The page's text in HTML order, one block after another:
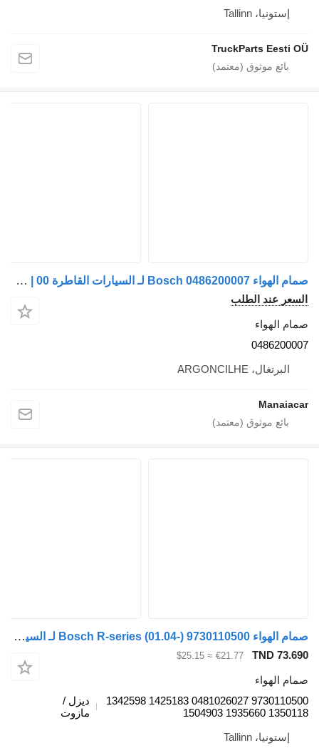
إستونيا، Tallinn
TruckParts Eesti
صمام الهواء Bosch 0486200007 لـ السيارات القاطرة MAN TGA | 00
عند الطلب
الهواء
البرتغال، ARGONCILHE
صمام الهواء Bosch R-series (01.04-) 9730110500 لـ السيارات القاطرة Scania P,G,R,T-series (2004-2017)
TND
€21.77
≈ $25.15
الهواء
9730110500 0481026027 1425183 1342598
1350118 1935660
ديزل /
مازوت
إستونيا، Tallinn